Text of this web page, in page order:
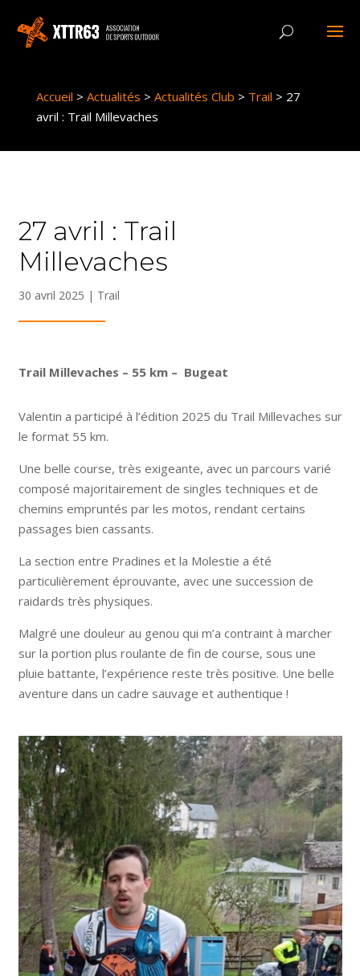
Accueil > Actualités > Actualités Club > Trail > 27
avril : Trail Millevaches
27 avril : Trail
Millevaches
30 avril 2025 | Trail
Trail Millevaches – 55 km – Bugeat
Valentin a participé à l’édition 2025 du Trail Millevaches sur
le format 55 km.
Une belle course, très exigeante, avec un parcours varié
composé majoritairement de singles techniques et de
chemins empruntés par les motos, rendant certains
passages bien cassants.
La section entre Pradines et la Molestie a été
particulièrement éprouvante, avec une succession de
raidards très physiques.
Malgré une douleur au genou qui m’a contraint à marcher
sur la portion plus roulante de fin de course, sous une
pluie battante, l’expérience reste très positive. Une belle
aventure dans un cadre sauvage et authentique !